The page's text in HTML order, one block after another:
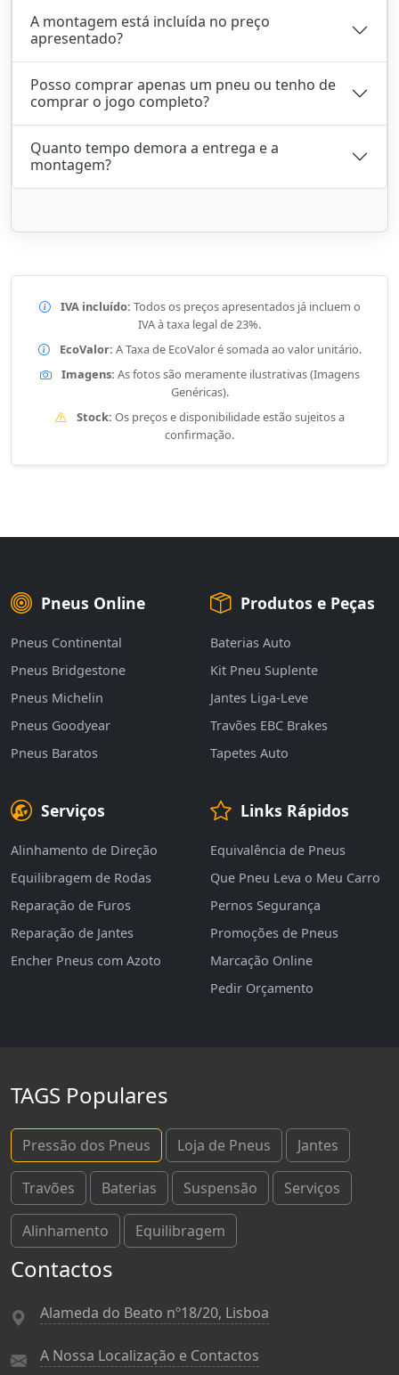
A montagem está incluída no preço
apresentado?
Posso comprar apenas um pneu ou tenho de
comprar o jogo completo?
Quanto tempo demora a entrega e a
montagem?
IVA incluído: Todos os preços apresentados já incluem o
IVA à taxa legal de 23%.
EcoValor: A Taxa de EcoValor é somada ao valor unitário.
Imagens: As fotos são meramente ilustrativas (Imagens
Genéricas).
Stock: Os preços e disponibilidade estão sujeitos a
confirmação.
Pneus Online
Pneus Continental
Pneus Bridgestone
Pneus Michelin
Pneus Goodyear
Pneus Baratos
Produtos e Peças
Baterias Auto
Kit Pneu Suplente
Jantes Liga-Leve
Travões EBC Brakes
Tapetes Auto
Serviços
Alinhamento de Direção
Equilibragem de Rodas
Reparação de Furos
Reparação de Jantes
Encher Pneus com Azoto
Links Rápidos
Equivalência de Pneus
Que Pneu Leva o Meu Carro
Pernos Segurança
Promoções de Pneus
Marcação Online
Pedir Orçamento
TAGS Populares
Pressão dos Pneus Loja de Pneus Jantes
Travões Baterias Suspensão Serviços
Alinhamento Equilibragem
Contactos
Alameda do Beato nº18/20, Lisboa
A Nossa Localização e Contactos